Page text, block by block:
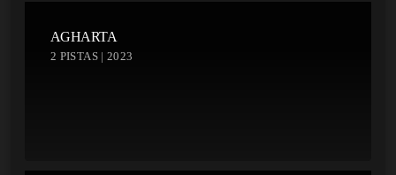
AGHARTA
2 PISTAS | 2023